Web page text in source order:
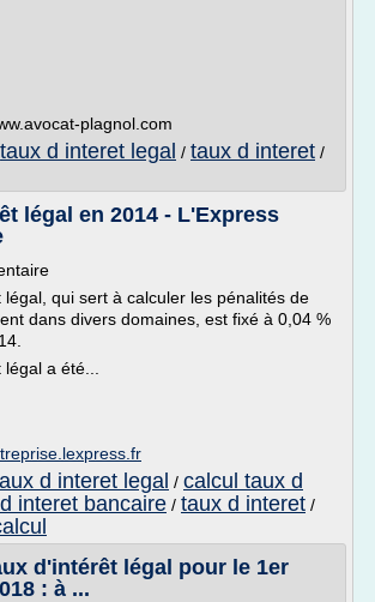
plagnol.com
taux d interet legal / taux d interet /
légal en 2014 - L'Express
légal, qui sert à calculer les pénalités de
dans divers domaines, est fixé à 0,04 %
a été...
d interet legal / calcul taux d
interet bancaire / taux d interet /
d'intérêt légal pour le 1er
: à ...